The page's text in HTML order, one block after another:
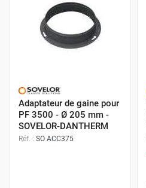
Adaptateur de gaine pour
PF 3500 - Ø 205 mm -
SOVELOR-DANTHERM
Réf. : SO ACC375